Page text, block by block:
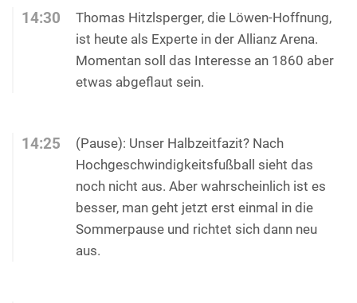
14:30
Thomas Hitzlsperger, die Löwen-Hoffnung,
ist heute als Experte in der Allianz Arena.
Momentan soll das Interesse an 1860 aber
etwas abgeflaut sein.
14:25
(Pause): Unser Halbzeitfazit? Nach
Hochgeschwindigkeitsfußball sieht das
noch nicht aus. Aber wahrscheinlich ist es
besser, man geht jetzt erst einmal in die
Sommerpause und richtet sich dann neu
aus.